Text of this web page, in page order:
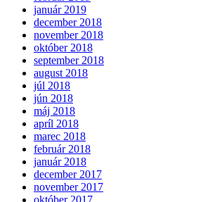
január 2019
december 2018
november 2018
október 2018
september 2018
august 2018
júl 2018
jún 2018
máj 2018
apríl 2018
marec 2018
február 2018
január 2018
december 2017
november 2017
október 2017